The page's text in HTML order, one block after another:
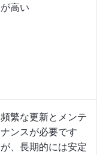
が高い
頻繁な更新とメンテ
ナンスが必要です
が、長期的には安定